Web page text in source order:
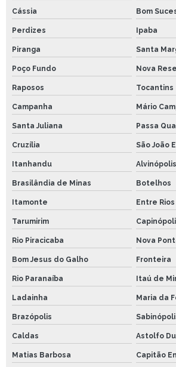
Cássia Bom
Perdizes Ipaba
Piranga Santa
Poço Fundo Nova
Raposos Tocantins
Campanha Mário
Santa Juliana Passa
Cruzília São João
Itanhandu Alvinópolis
Brasilândia de Minas Botelhos
Itamonte Entre
Tarumirim
Rio Piracicaba Nova
Bom Jesus do Galho Fronteira
Rio Paranaíba Itaú de
Ladainha Maria da
Brazópolis
Caldas Astolfo
Matias Barbosa Capitão